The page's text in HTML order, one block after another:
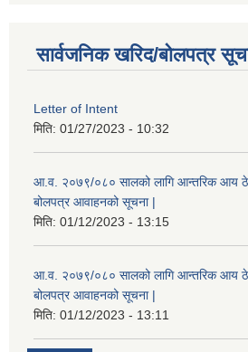
सार्वजनिक खरिद/बोलपत्र
Letter of Intent
मिति: 01/27/2023 - 10:32
आ.व. २०७९/०८० सालको लागि आन्तरिक आय
बोलपत्र आवाहनको सूचना |
मिति: 01/12/2023 - 13:15
आ.व. २०७९/०८० सालको लागि आन्तरिक आय
बोलपत्र आवाहनको सूचना |
मिति: 01/12/2023 - 13:11